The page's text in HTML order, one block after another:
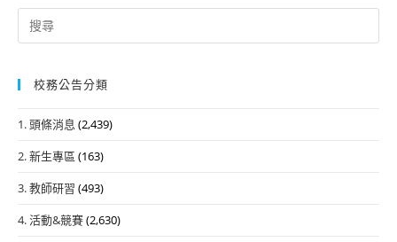
Search
for:
校務公告分類
1. 頭條消息 (2,439)
2. 新生專區 (163)
3. 教師研習 (493)
4. 活動&競賽(2,630)